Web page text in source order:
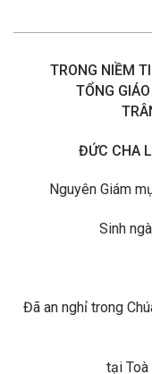
TRONG NIỀM
TỔNG
ĐỨC CHA
Nguyên Giám
Sinh
Đã an nghỉ trong
tại Toà